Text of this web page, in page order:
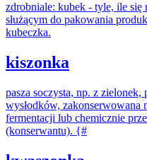
zdrobniale: kubek - tyle, ile
służącym do pakowania
kubeczka.
kiszonka
pasza soczysta, np. z zielonek,
wysłodków,
fermentacji lub chemicznie
(konserwantu). {#